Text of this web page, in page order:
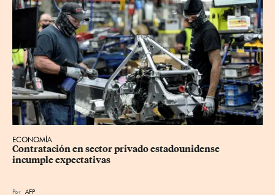
ECONOMÍA
Contratación en sector privado estadounidense
incumple expectativas
Por AFP